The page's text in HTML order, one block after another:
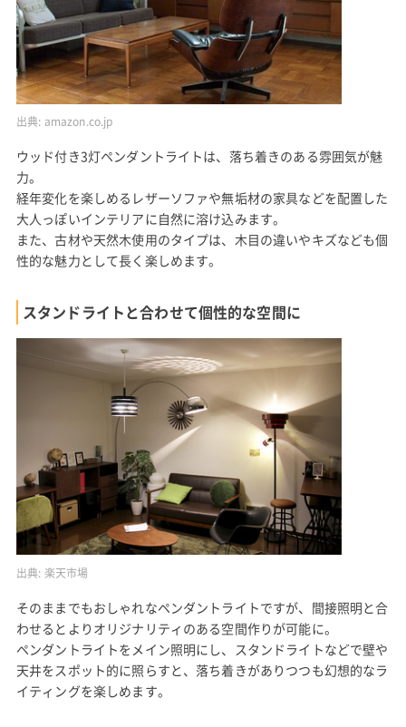
出典: amazon.co.jp
ウッド付き3灯ペンダントライトは、落ち着きのある雰囲気が魅
力。
経年変化を楽しめるレザーソファや無垢材の家具などを配置した
大人っぽいインテリアに自然に溶け込みます。
また、古材や天然木使用のタイプは、木目の違いやキズなども個
性的な魅力として長く楽しめます。
スタンドライトと合わせて個性的な空間に
出典: 楽天市場
そのままでもおしゃれなペンダントライトですが、間接照明と合
わせるとよりオリジナリティのある空間作りが可能に。
ペンダントライトをメイン照明にし、スタンドライトなどで壁や
天井をスポット的に照らすと、落ち着きがありつつも幻想的なラ
イティングを楽しめます。